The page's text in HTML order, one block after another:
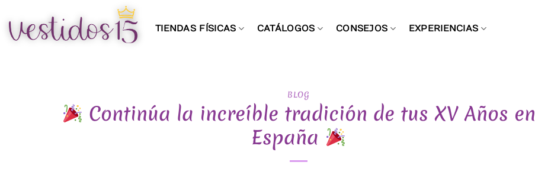
contenido
TIENDAS FÍSICAS CATÁLOGOS CONSEJOS EXPERIENCIAS
BLOG
Continúa la increíble tradición de tus XV Años en
España